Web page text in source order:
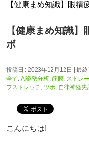
【健康まめ知識】眼精
【健康まめ知識
ボ
投稿日 : 2023年12月12日 最
全て,AI姿勢分析,筋膜, ストレ
フストレッチ, ツボ, 自律神経失
こんにちは!